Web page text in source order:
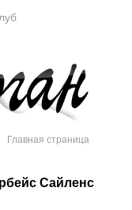
Главная страница
Сайленс